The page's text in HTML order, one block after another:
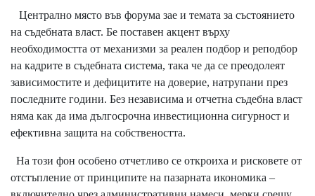
Централно място във форума зае и темата за състоянието
на съдебната власт. Бе поставен акцент върху
необходимостта от механизми за реален подбор и реподбор
на кадрите в съдебната система, така че да се преодолеят
зависимостите и дефицитите на доверие, натрупани през
последните години. Без независима и отчетна съдебна власт
няма как да има дългосрочна инвестиционна сигурност и
ефективна защита на собствеността.
На този фон особено отчетливо се откроиха и рисковете от
отстъпление от принципите на пазарната икономика –